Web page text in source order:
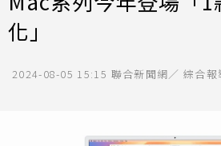
化」
2024-08-05 15:15 聯合新聞網／ 綜合報